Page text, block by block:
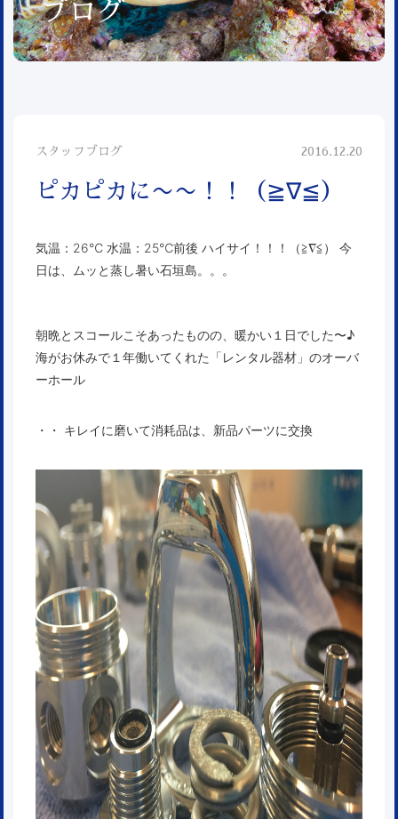
ブログ
スタッフブログ 2016.12.20
ピカピカに〜〜！！（≧∇≦）
気温：26℃ 水温：25℃前後 ハイサイ！！！（≧∇≦） 今
日は、ムッと蒸し暑い石垣島。。。
朝晩とスコールこそあったものの、暖かい１日でした〜♪
海がお休みで１年働いてくれた「レンタル器材」のオーバ
ーホール
・・ キレイに磨いて消耗品は、新品パーツに交換